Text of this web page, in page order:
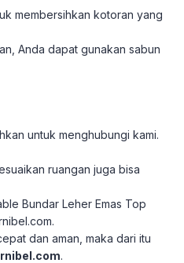
membersihkan kotoran yang
Anda dapat gunakan sabun
untuk menghubungi kami.
ruangan juga bisa
Bundar Leher Emas Top
dan aman, maka dari itu
.